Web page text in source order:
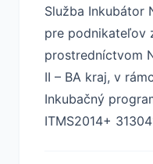
Služba Inkubátor
pre podnikateľov
prostredníctvom
II – BA kraj, v
Inkubačný
ITMS2014+